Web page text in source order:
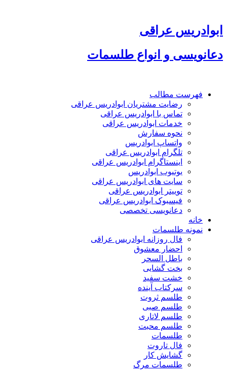
محتوا
ابوادریس عراقی
دعانویسی و انواع طلسمات
فهرست مطالب
رضایت مشتریان ابوادریس عراقی
تماس با ابوادریس عراقی
خدمات ابوادریس عراقی
نحوه سفارش
واتساپ ابوادریس
تلگرام ابوادریس عراقی
اینستاگرام ابوادریس عراقی
یوتیوب ابوادریس
سایت های ابوادریس عراقی
توییتر ابوادریس عراقی
فیسبوک ابوادریس عراقی
دعانویسی تخصصی
خانه
نمونه طلسمات
فال روزانه ابوادریس عراقی
احضار معشوق
باطل السحر
بخت گشایی
خشت سفید
سرکتاب آینده
طلسم ثروت
طلسم صبی
طلسم لاتاری
طلسم محبت
طلسمات
فال تاروت
گشایش کار
طلسمات مرگ